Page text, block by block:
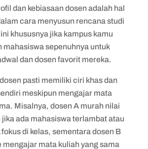
dan kebiasaan dosen adalah hal
cara menyusun rencana studi
khususnya jika kampus kamu
mahasiswa sepenuhnya untuk
dan dosen favorit mereka.
pasti memiliki ciri khas dan
meskipun mengajar mata
Misalnya, dosen A murah nilai
ada mahasiswa terlambat atau
di kelas, sementara dosen B
mengajar mata kuliah yang sama